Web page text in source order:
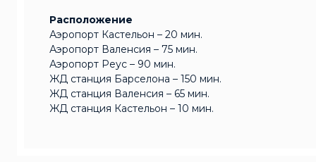
Расположение
Аэропорт Кастельон – 20 мин.
Аэропорт Валенсия – 75 мин.
Аэропорт Реус – 90 мин.
ЖД станция Барселона – 150 мин.
ЖД станция Валенсия – 65 мин.
ЖД станция Кастельон – 10 мин.